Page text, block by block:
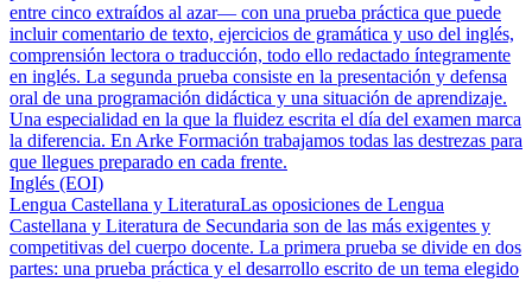
entre cinco extraídos al azar— con una prueba práctica que puede
incluir comentario de texto, ejercicios de gramática y uso del inglés,
comprensión lectora o traducción, todo ello redactado íntegramente
en inglés. La segunda prueba consiste en la presentación y defensa
oral de una programación didáctica y una situación de aprendizaje.
Una especialidad en la que la fluidez escrita el día del examen marca
la diferencia. En Arke Formación trabajamos todas las destrezas para
que llegues preparado en cada frente.
Inglés (EOI)
Lengua Castellana y LiteraturaLas oposiciones de Lengua
Castellana y Literatura de Secundaria son de las más exigentes y
competitivas del cuerpo docente. La primera prueba se divide en dos
partes: una prueba práctica y el desarrollo escrito de un tema elegido